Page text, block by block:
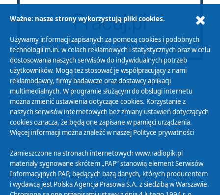
Polityka Prywatności
Zasady korzystania z Serwisu
Organizacje Pożytku Publicznego
Cyfryzacja DAB+
Polityka ochrony danych osobowych
Abonament
Ważne: nasze strony wykorzystują pliki cookies.
Używamy informacji zapisanych za pomocą cookies i podobnych
technologii m.in. w celach reklamowych i statystycznych oraz w celu
dostosowania naszych serwisów do indywidualnych potrzeb
użytkowników. Mogą też stosować je współpracujący z nami
reklamodawcy, firmy badawcze oraz dostawcy aplikacji
multimedialnych. W programie służącym do obsługi internetu
można zmienić ustawienia dotyczące cookies. Korzystanie z
naszych serwisów internetowych bez zmiany ustawień dotyczących
cookies oznacza, że będą one zapisane w pamięci urządzenia.
Więcej informacji można znaleźć w naszej Polityce prywatności
Zamieszczone na stronach internetowych www.radiopik.pl
materiały sygnowane skrótem „PAP” stanowią element Serwisów
Informacyjnych PAP, będących bazą danych, których producentem
i wydawcą jest Polska Agencja Prasowa S.A. z siedzibą w Warszawie.